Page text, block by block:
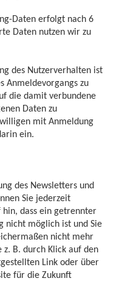
Daten erfolgt nach 6
Daten nutzen wir zu
des Nutzerverhalten ist
Anmeldevorgangs zu
die damit verbundene
Daten zu
mit Anmeldung
ein.
des Newsletters und
Sie jederzeit
dass ein getrennter
nicht möglich ist und Sie
nicht mehr
B. durch Klick auf den
Link oder über
für die Zukunft